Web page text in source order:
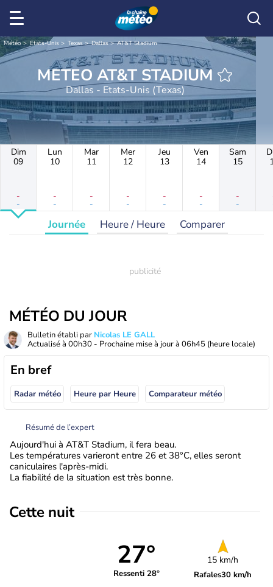
Météo Etats-Unis Texas Dallas AT&T Stadium
METEO AT&T STADIUM
Dallas - Etats-Unis (Texas)
Dim
09
-
-
Lun
10
-
-
Mar
11
-
-
Mer
12
-
-
Jeu
13
-
-
Ven
14
-
-
Sam
15
-
-
Journée Heure / Heure Comparer
MÉTÉO DU JOUR
Bulletin établi par Nicolas LE GALL
Actualisé à 00h30 - Prochaine mise à jour à 06h45 (heure locale)
En bref
Radar météo Heure par Heure Comparateur météo
Résumé de l’expert
Aujourd'hui à AT&T Stadium, il fera beau.
Les températures varieront entre 26 et 38°C, elles seront
caniculaires l'après-midi.
La fiabilité de la situation est très bonne.
Cette nuit
27°
Ressenti 28°
15 km/h
Rafales30 km/h